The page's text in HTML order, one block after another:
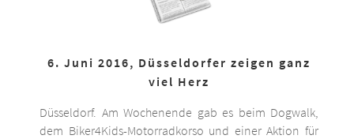
6. Juni 2016, Düsseldorfer zeigen ganz
viel Herz
Düsseldorf. Am Wochenende gab es beim Dogwalk,
dem Biker4Kids-Motorradkorso und einer Aktion für